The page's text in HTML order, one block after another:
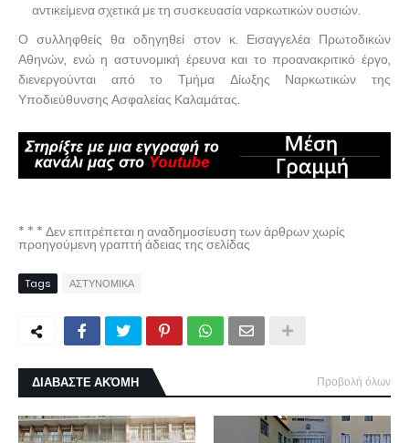
αντικείμενα σχετικά με τη συσκευασία ναρκωτικών ουσιών.
Ο συλληφθείς θα οδηγηθεί στον κ. Εισαγγελέα Πρωτοδικών
Αθηνών, ενώ η αστυνομική έρευνα και το προανακριτικό έργο,
διενεργούνται από το Τμήμα Δίωξης Ναρκωτικών της
Υποδιεύθυνσης Ασφαλείας Καλαμάτας.
* * * Δεν επιτρέπεται η αναδημοσίευση των άρθρων χωρίς
προηγούμενη γραπτή άδειας της σελίδας
Tags ΑΣΤΥΝΟΜΙΚΑ
ΔΙΑΒΑΣΤΕ ΑΚΌΜΗ Προβολή όλων